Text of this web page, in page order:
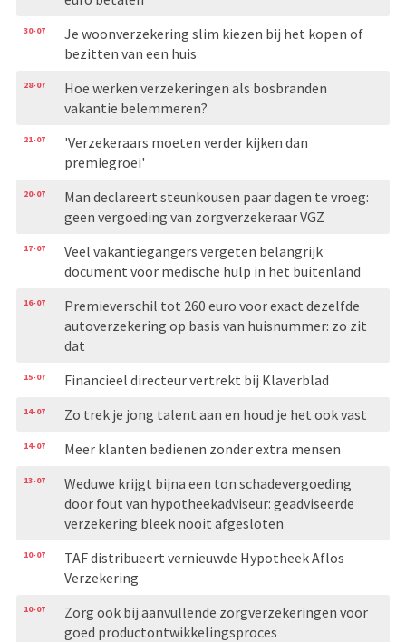
30-07
Je woonverzekering slim kiezen bij het kopen of
bezitten van een huis
28-07
Hoe werken verzekeringen als bosbranden
vakantie belemmeren?
21-07
'Verzekeraars moeten verder kijken dan
premiegroei'
20-07
Man declareert steunkousen paar dagen te vroeg:
geen vergoeding van zorgverzekeraar VGZ
17-07
Veel vakantiegangers vergeten belangrijk
document voor medische hulp in het buitenland
16-07
Premieverschil tot 260 euro voor exact dezelfde
autoverzekering op basis van huisnummer: zo zit
dat
15-07 Financieel directeur vertrekt bij Klaverblad
14-07 Zo trek je jong talent aan en houd je het ook vast
14-07 Meer klanten bedienen zonder extra mensen
13-07
Weduwe krijgt bijna een ton schadevergoeding
door fout van hypotheekadviseur: geadviseerde
verzekering bleek nooit afgesloten
10-07
TAF distribueert vernieuwde Hypotheek Aflos
Verzekering
10-07
Zorg ook bij aanvullende zorgverzekeringen voor
goed productontwikkelingsproces